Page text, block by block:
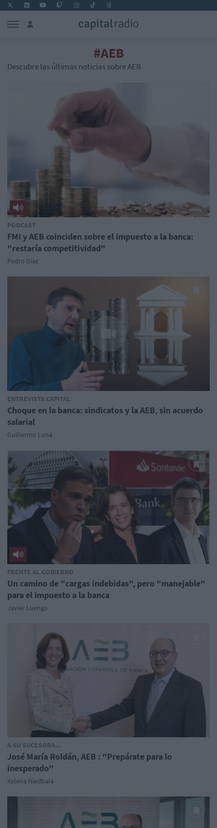
#AEB
Descubre las últimas noticias sobre AEB
PODCAST
FMI y AEB coinciden sobre el impuesto a la banca:
"restaría competitividad"
Pedro Díaz
ENTREVISTA CAPITAL
Choque en la banca: sindicatos y la AEB, sin acuerdo
salarial
Guillermo Luna
FRENTE AL GOBIERNO
Un camino de "cargas indebidas", pero "manejable"
para el impuesto a la banca
Javier Luengo
A SU SUCESORA...
José María Roldán, AEB : "Prepárate para lo
inesperado"
Xelena Niedbala